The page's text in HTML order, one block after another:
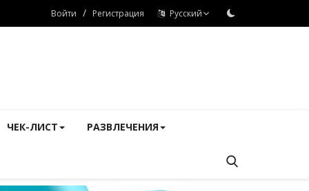
Войти / Регистрация Русский
ЧЕК-ЛИСТ РАЗВЛЕЧЕНИЯ